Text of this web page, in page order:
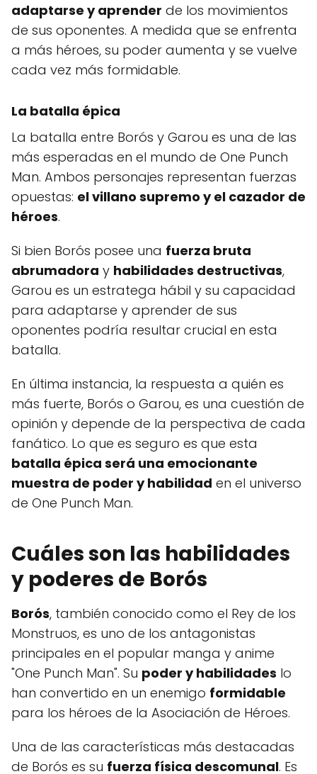
adaptarse y aprender de los movimientos
de sus oponentes. A medida que se enfrenta
a más héroes, su poder aumenta y se vuelve
cada vez más formidable.
La batalla épica
La batalla entre Borós y Garou es una de las
más esperadas en el mundo de One Punch
Man. Ambos personajes representan fuerzas
opuestas: el villano supremo y el cazador de
héroes.
Si bien Borós posee una fuerza bruta
abrumadora y habilidades destructivas,
Garou es un estratega hábil y su capacidad
para adaptarse y aprender de sus
oponentes podría resultar crucial en esta
batalla.
En última instancia, la respuesta a quién es
más fuerte, Borós o Garou, es una cuestión de
opinión y depende de la perspectiva de cada
fanático. Lo que es seguro es que esta
batalla épica será una emocionante
muestra de poder y habilidad en el universo
de One Punch Man.
Cuáles son las habilidades
y poderes de Borós
Borós, también conocido como el Rey de los
Monstruos, es uno de los antagonistas
principales en el popular manga y anime
"One Punch Man". Su poder y habilidades lo
han convertido en un enemigo formidable
para los héroes de la Asociación de Héroes.
Una de las características más destacadas
de Borós es su fuerza física descomunal. Es